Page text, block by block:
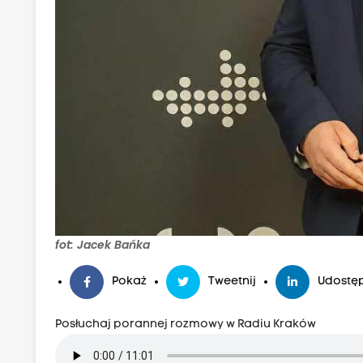
fot: Jacek Bańka
Pokaż Tweetnij
Posłuchaj porannej rozmowy w Radiu Kraków